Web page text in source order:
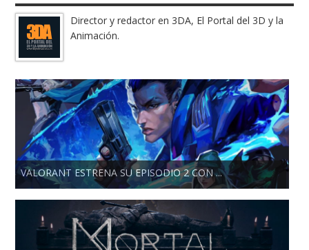
Director y redactor en 3DA, El Portal del 3D y la
Animación.
VALORANT ESTRENA SU EPISODIO 2 CON ...